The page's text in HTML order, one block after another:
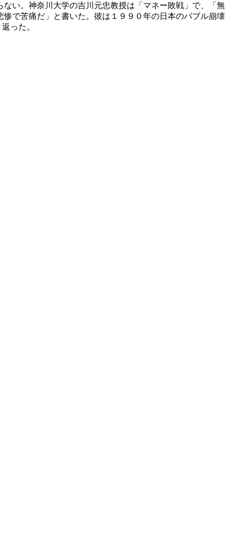
い。神奈川大学の吉川元忠教授は「マネー敗戦」で、「無
で苦痛だ」と書いた。彼は１９９０年の日本のバブル崩壊
った。